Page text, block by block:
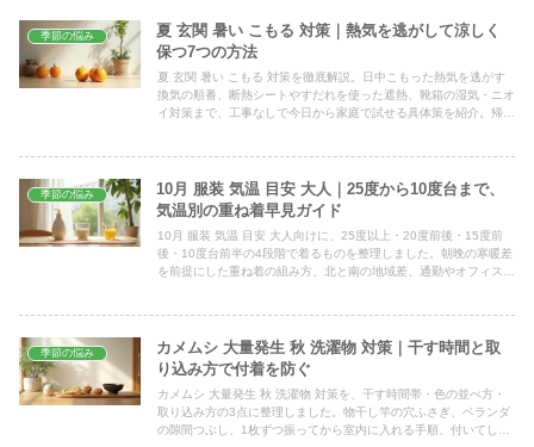
季節の悩み
夏 玄関 暑い こもる 対策｜熱気を逃がして涼しく
保つ7つの方法
夏 玄関 暑い こもる 対策を徹底解説。日中こもった熱気を逃がす
換気の順番、断熱シートやすだれを使った遮熱、靴箱の湿気・ニオ
イ対策まで、工事なしで今日から家庭で試せる具体策を紹介。帰宅
季節の悩み
10月 服装 気温 目安 大人｜25度から10度台まで、
気温別の重ね着早見ガイド
10月 服装 気温 目安 大人向けに、25度以上・20度前後・15度前
後・10度台前半の4段階で着るものを整理しました。朝晩の寒暖差
を前提にした重ね着の組み方、北と南の地域差、通勤やオフィスで
季節の悩み
カメムシ 大量発生 秋 洗濯物 対策｜干す時間と取
り込み方で付着を防ぐ
カメムシ 大量発生 秋 洗濯物 対策を、干す時間帯・色の並べ方・
取り込み方の3点に整理しました。物干し竿の穴ふさぎ、ベランダ
の隙間つぶし、1枚ずつ振ってから室内に入れる手順、付いてしま